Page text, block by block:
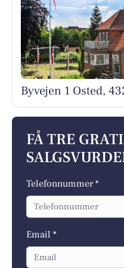
Byvejen 1 Osted,
FÅ TRE
Telefonnummer *
Email *